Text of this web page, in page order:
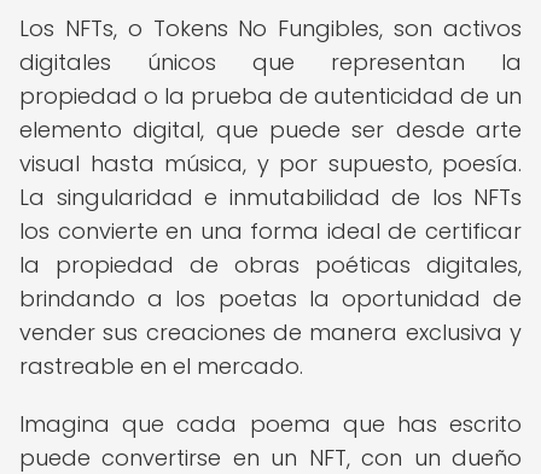
Los NFTs, o Tokens No Fungibles, son activos
digitales únicos que representan la
propiedad o la prueba de autenticidad de un
elemento digital, que puede ser desde arte
visual hasta música, y por supuesto, poesía.
La singularidad e inmutabilidad de los NFTs
los convierte en una forma ideal de certificar
la propiedad de obras poéticas digitales,
brindando a los poetas la oportunidad de
vender sus creaciones de manera exclusiva y
rastreable en el mercado.
Imagina que cada poema que has escrito
puede convertirse en un NFT, con un dueño